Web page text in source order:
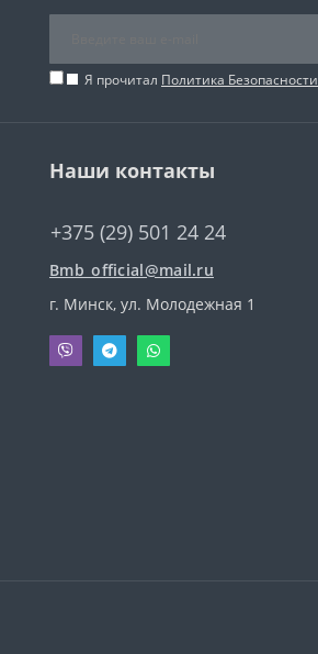
Я прочитал Политика Безопасности
Наши контакты
+375 (29) 501 24 24
Bmb_official@mail.ru
г. Минск, ул. Молодежная 1